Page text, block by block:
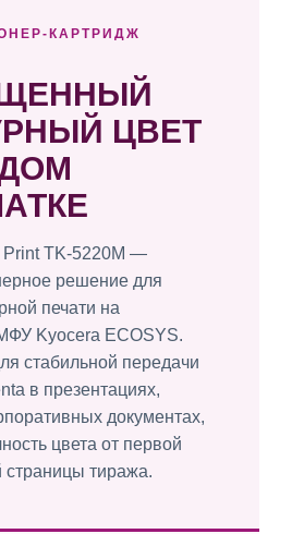
КАРТРИДЖ
ЦВЕТ
Print TK-5220M —
решение для
печати на
Kyocera ECOSYS.
стабильной передачи
в презентациях,
документах,
цвета от первой
страницы тиража.